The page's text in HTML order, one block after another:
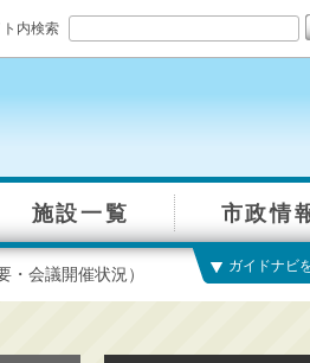
内検索
施設一覧 市政情
ガイドナビ
・会議開催状況）